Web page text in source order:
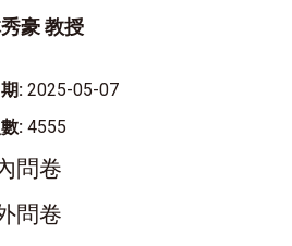
豪 教授
: 2025-05-07
: 4555
問卷
問卷